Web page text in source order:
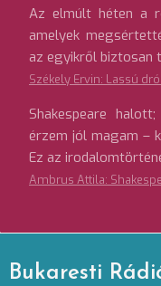
Az elmúlt héten a
amelyek
az egyikről biztosan
Székely Ervin: Lassú
Shakespeare
érzem jól magam –
Ez az
Ambrus Attila:
Bukaresti